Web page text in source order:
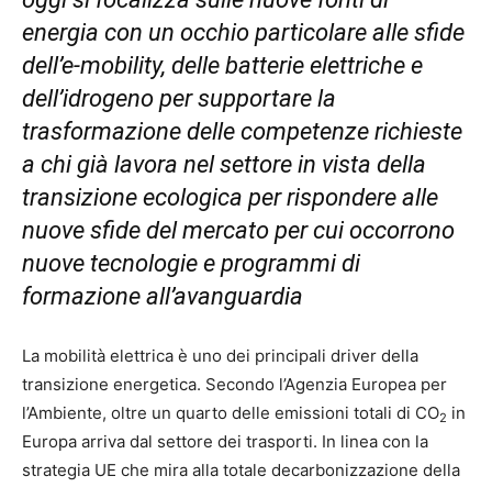
energia con un occhio particolare alle sfide
dell’e-mobility, delle batterie elettriche e
dell’idrogeno per supportare la
trasformazione delle competenze richieste
a chi già lavora nel settore in vista della
transizione ecologica per rispondere alle
nuove sfide del mercato per cui occorrono
nuove tecnologie e programmi di
formazione all’avanguardia
La mobilità elettrica è uno dei principali driver della
transizione energetica. Secondo l’Agenzia Europea per
l’Ambiente, oltre un quarto delle emissioni totali di CO2 in
Europa arriva dal settore dei trasporti. In linea con la
strategia UE che mira alla totale decarbonizzazione della